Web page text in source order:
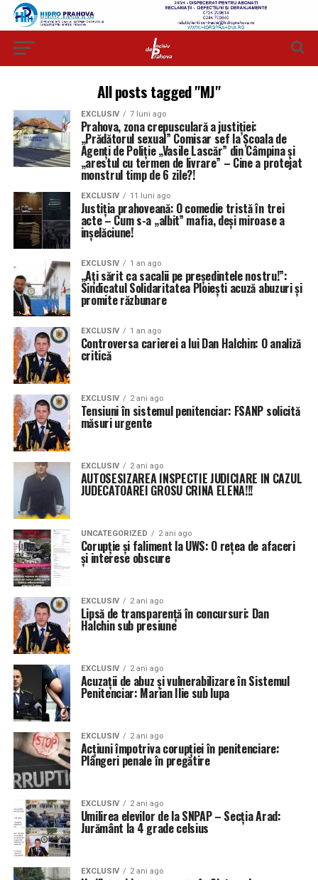
All posts tagged "MJ"
EXCLUSIV 7 luni ago
Prahova, zona crepusculară a justiției:
„Prădătorul sexual” Comisar sef la Școala de
Agenți de Poliție „Vasile Lascăr” din Câmpina și
„arestul cu termen de livrare” – Cine a protejat
monstrul timp de 6 zile?!
EXCLUSIV 11 luni ago
Justiția prahoveană: O comedie tristă în trei
acte – Cum s-a „albit” mafia, deși miroase a
inșelăciune!
EXCLUSIV 1 an ago
„Ați sărit ca sacalii pe președintele nostru!”:
Sindicatul Solidaritatea Ploiești acuză abuzuri și
promite răzbunare
EXCLUSIV 1 an ago
Controversa carierei a lui Dan Halchin: O analiză
critică
EXCLUSIV 2 ani ago
Tensiuni în sistemul penitenciar: FSANP solicită
măsuri urgente
EXCLUSIV 2 ani ago
AUTOSESIZAREA INSPECTIE JUDICIARE IN CAZUL
JUDECATOAREI GROSU CRINA ELENA!!!
UNCATEGORIZED 2 ani ago
Corupție și faliment la UWS: O rețea de afaceri
și interese obscure
EXCLUSIV 2 ani ago
Lipsă de transparență în concursuri: Dan
Halchin sub presiune
EXCLUSIV 2 ani ago
Acuzații de abuz și vulnerabilizare în Sistemul
Penitenciar: Marian Ilie sub lupa
EXCLUSIV 2 ani ago
Acțiuni împotriva corupției în penitenciare:
Plângeri penale în pregătire
EXCLUSIV 2 ani ago
Umilirea elevilor de la SNPAP – Secția Arad:
Jurământ la 4 grade celsius
EXCLUSIV 2 ani ago